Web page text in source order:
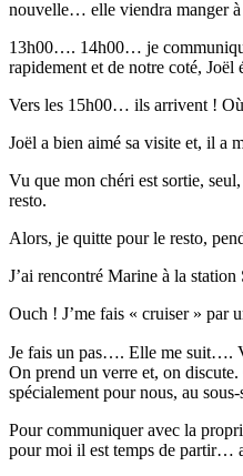
nouvelle… elle viendra manger
13h00…. 14h00… je communique
rapidement et de notre coté,
Vers les 15h00… ils arrivent !
Joël a bien aimé sa visite et, il a
Vu que mon chéri est sortie,
resto.
Alors, je quitte pour le resto,
J’ai rencontré Marine à la
Ouch ! J’me fais « cruiser » par
Je fais un pas…. Elle me suit….
On prend un verre et, on
spécialement pour nous, au sous-
Pour communiquer avec la
pour moi il est temps de partir…